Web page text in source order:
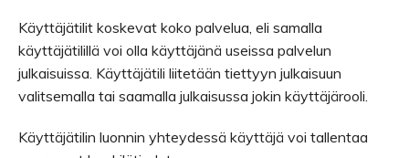
Käyttäjätilit koskevat koko palvelua, eli samalla
käyttäjätilillä voi olla käyttäjänä useissa palvelun
julkaisuissa. Käyttäjätili liitetään tiettyyn julkaisuun
valitsemalla tai saamalla julkaisussa jokin käyttäjärooli.
Käyttäjätilin luonnin yhteydessä käyttäjä voi tallentaa